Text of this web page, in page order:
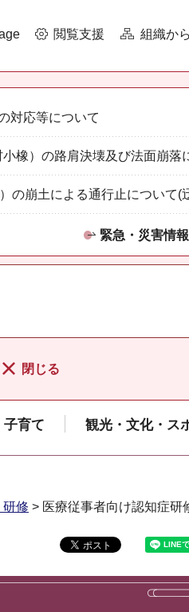
閲覧支援 組織か
対応等について
橡）の路肩決壊及び法面崩落
の崩土による通行止について(
緊急・災害情
閉じる
子育て 観光・文化・ス
研修 > 医療従事者向け認知症研